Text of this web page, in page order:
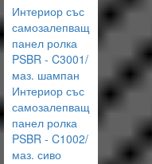
Интериор със
самозалепващ
панел ролка
PSBR - C3001/
маз. шампан
Интериор със
самозалепващ
панел ролка
PSBR - C1002/
маз. сиво